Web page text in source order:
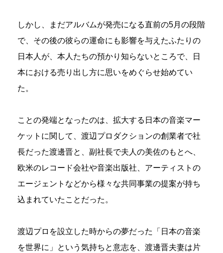
しかし、まだアルバムが発売になる直前の5月の段階
で、その後の彼らの運命にも影響を与えたふたりの
日本人が、本人たちの預かり知らないところで、日
本における売り出し方に思いをめぐらせ始めてい
た。
ことの発端となったのは、拡大する日本の音楽マー
ケットに関して、渡辺プロダクションの創業者で社
長だった渡邊晋と、副社長で夫人の美佐のもとへ、
欧米のレコード会社や音楽出版社、アーティストの
エージェントなどから様々な共同事業の提案が持ち
込まれていたことだった。
渡辺プロを設立した時からの夢だった「日本の音楽
を世界に」という気持ちと意志を、渡邊晋夫妻は片